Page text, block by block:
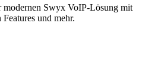
modernen Swyx VoIP-Lösung mit
und mehr.